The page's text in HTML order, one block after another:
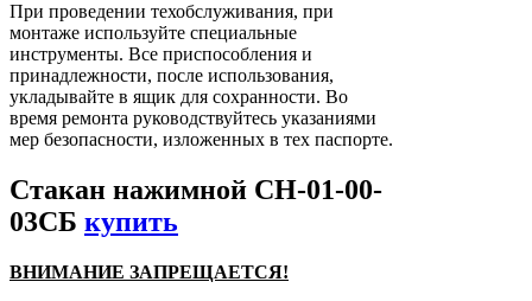
При проведении техобслуживания, при
монтаже используйте специальные
инструменты. Все приспособления и
принадлежности, после использования,
укладывайте в ящик для сохранности. Во
время ремонта руководствуйтесь указаниями
мер безопасности, изложенных в тех паспорте.
Стакан нажимной СН-01-00-
03СБ купить
ВНИМАНИЕ ЗАПРЕЩАЕТСЯ!